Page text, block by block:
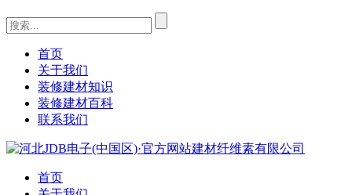
首页
关于我们
装修建材知识
装修建材百科
联系我们
首页